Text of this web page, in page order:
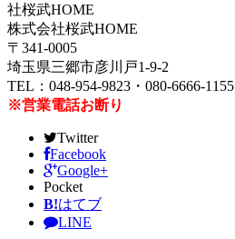
社桜武HOME
株式会社桜武HOME
〒341-0005
埼玉県三郷市彦川戸1-9-2
TEL：048-954-9823・080-6666-1155
※営業電話お断り
Twitter
Facebook
Google+
Pocket
B!はてブ
LINE